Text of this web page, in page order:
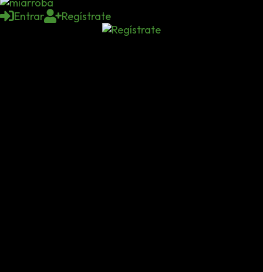
Entrar Regístrate